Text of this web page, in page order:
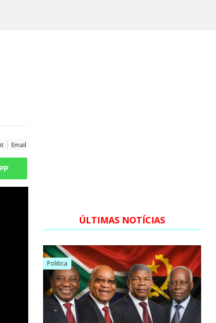
Email
ÚLTIMAS NOTÍCIAS
Politica